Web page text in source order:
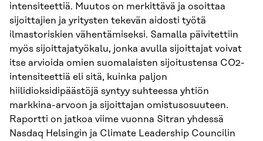
intensiteettiä. Muutos on merkittävä ja osoittaa
sijoittajien ja yritysten tekevän aidosti työtä
ilmastoriskien vähentämiseksi. Samalla päivitettiin
myös sijoittajatyökalu, jonka avulla sijoittajat voivat
itse arvioida omien suomalaisten sijoitustensa CO2-
intensiteettiä eli sitä, kuinka paljon
hiilidioksidipäästöjä syntyy suhteessa yhtiön
markkina-arvoon ja sijoittajan omistusosuuteen.
Raportti on jatkoa viime vuonna Sitran yhdessä
Nasdaq Helsingin ja Climate Leadership Councilin